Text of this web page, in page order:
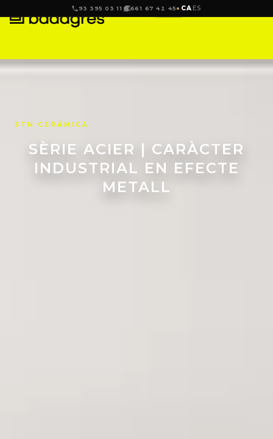
93 395 03 11 661 67 42 45 CA ES
SÈRIE ACIER | CARÀCTER
INDUSTRIAL EN EFECTE
METALL
STN CERÁMICA